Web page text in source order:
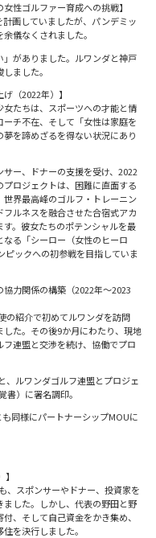
性ゴルファー育成への挑戦】
画していましたが、パンデミッ
儀なくされました。
がありました。ルワンダと神戸
ました。
（2022年）】
たちは、スポーツへの才能と情
チ不在、そして「女性は家庭を
を諦めざるを得ない状況にあり
ー、ドナーの支援を受け、2022
ロジェクトは、困難に直面する
界最高峰のゴルフ・トレーニン
ルネスを融合させた合宿式アカ
。彼女たちのポテンシャルを最
る「シーロー（女性のヒーロ
ピックへの初参戦を目指していま
協力関係の構築（2022年〜2023
の紹介で初めてルワンダを訪問
た。その後9か月にわたり、現地
連盟と交渉を続け、協働でプロ
、ルワンダゴルフ連盟とプロジェ
）に署名調印。
同様にパートナーシップMOUに
、スポンサーやドナー、投資家を
した。しかし、代表の野田と野
、そして自己資金をかき集め、
を決行しました。